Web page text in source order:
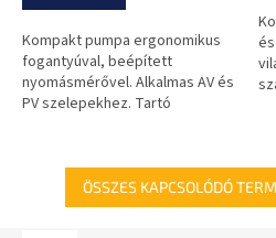
Kompakt pumpa ergonomikus
fogantyúval, beépített
nyomásmérővel. Alkalmas AV és
PV szelepekhez. Tartó
0,0
ÖSSZES KAPCSOLÓDÓ